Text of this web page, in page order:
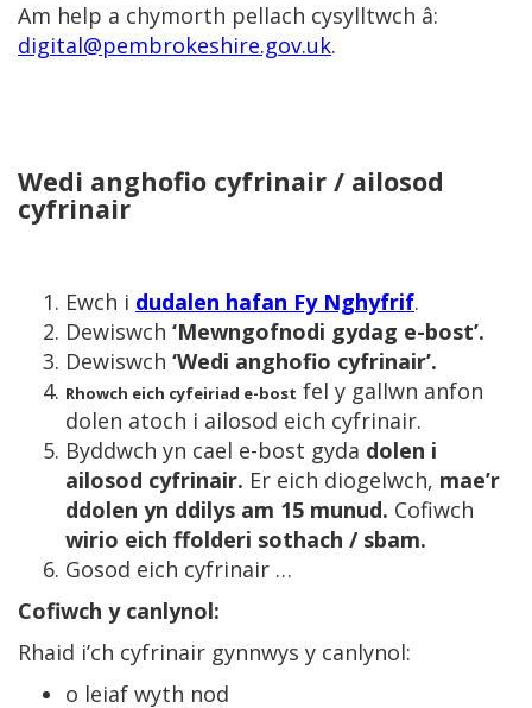
Am help a chymorth pellach cysylltwch â:
digital@pembrokeshire.gov.uk.
Wedi anghofio cyfrinair / ailosod
cyfrinair
Ewch i dudalen hafan Fy Nghyfrif.
Dewiswch ‘Mewngofnodi gydag e-bost’.
Dewiswch ‘Wedi anghofio cyfrinair’.
Rhowch eich cyfeiriad e-bost fel y gallwn anfon
dolen atoch i ailosod eich cyfrinair.
Byddwch yn cael e-bost gyda dolen i
ailosod cyfrinair. Er eich diogelwch, mae’r
ddolen yn ddilys am 15 munud. Cofiwch
wirio eich ffolderi sothach / sbam.
Gosod eich cyfrinair …
Cofiwch y canlynol:
Rhaid i’ch cyfrinair gynnwys y canlynol:
o leiaf wyth nod